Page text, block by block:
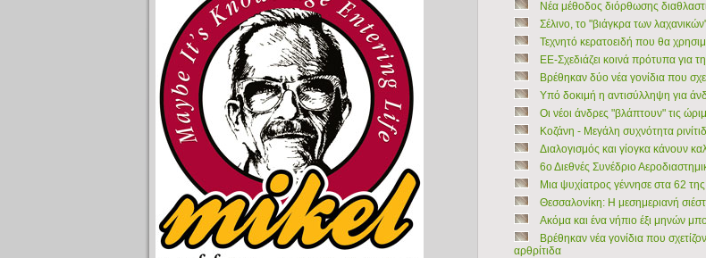
Νέα μέθοδος διόρθωσης
Σέλινο, το "βιάγκρα των
Τεχνητό κερατοειδή που θα
ΕΕ-Σχεδιάζει κοινά πρότυπα για
Βρέθηκαν δύο νέα γονίδια που
Υπό δοκιμή η αντισύλληψη για
Οι νέοι άνδρες "βλάπτουν" τις
Κοζάνη - Μεγάλη συχνότητα
Διαλογισμός και γίογκα κάνουν
6ο Διεθνές Συνέδριο
Μια ψυχίατρος γέννησε στα 62
Θεσσαλονίκη: Η μεσημεριανή
Ακόμα και ένα νήπιο έξι μηνών
Βρέθηκαν νέα γονίδια που
αρθρίτιδα